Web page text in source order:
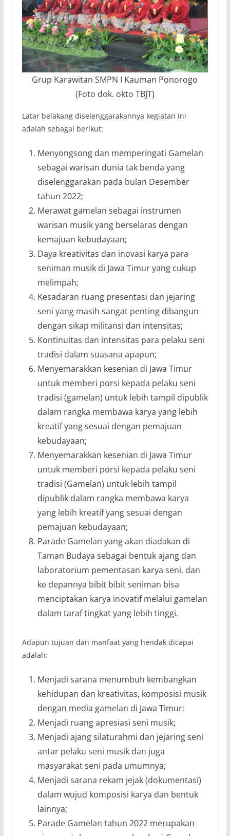
Grup Karawitan SMPN I Kauman Ponorogo
(Foto dok. okto TBJT)
Latar belakang diselenggarakannya kegiatan ini
adalah sebagai berikut:
Menyongsong dan memperingati Gamelan
sebagai warisan dunia tak benda yang
diselenggarakan pada bulan Desember
tahun 2022;
Merawat gamelan sebagai instrumen
warisan musik yang berselaras dengan
kemajuan kebudayaan;
Daya kreativitas dan inovasi karya para
seniman musik di Jawa Timur yang cukup
melimpah;
Kesadaran ruang presentasi dan jejaring
seni yang masih sangat penting dibangun
dengan sikap militansi dan intensitas;
Kontinuitas dan intensitas para pelaku seni
tradisi dalam suasana apapun;
Menyemarakkan kesenian di Jawa Timur
untuk memberi porsi kepada pelaku seni
tradisi (gamelan) untuk lebih tampil dipublik
dalam rangka membawa karya yang lebih
kreatif yang sesuai dengan pemajuan
kebudayaan;
Menyemarakkan kesenian di Jawa Timur
untuk memberi porsi kepada pelaku seni
tradisi (Gamelan) untuk lebih tampil
dipublik dalam rangka membawa karya
yang lebih kreatif yang sesuai dengan
pemajuan kebudayaan;
Parade Gamelan yang akan diadakan di
Taman Budaya sebagai bentuk ajang dan
laboratorium pementasan karya seni, dan
ke depannya bibit bibit seniman bisa
menciptakan karya inovatif melalui gamelan
dalam taraf tingkat yang lebih tinggi.
Adapun tujuan dan manfaat yang hendak dicapai
adalah:
Menjadi sarana menumbuh kembangkan
kehidupan dan kreativitas, komposisi musik
dengan media gamelan di Jawa Timur;
Menjadi ruang apresiasi seni musik;
Menjadi ajang silaturahmi dan jejaring seni
antar pelaku seni musik dan juga
masyarakat seni pada umumnya;
Menjadi sarana rekam jejak (dokumentasi)
dalam wujud komposisi karya dan bentuk
lainnya;
Parade Gamelan tahun 2022 merupakan